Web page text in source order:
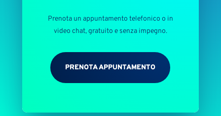
Prenota un appuntamento telefonico o in
video chat, gratuito e senza impegno.
PRENOTA APPUNTAMENTO